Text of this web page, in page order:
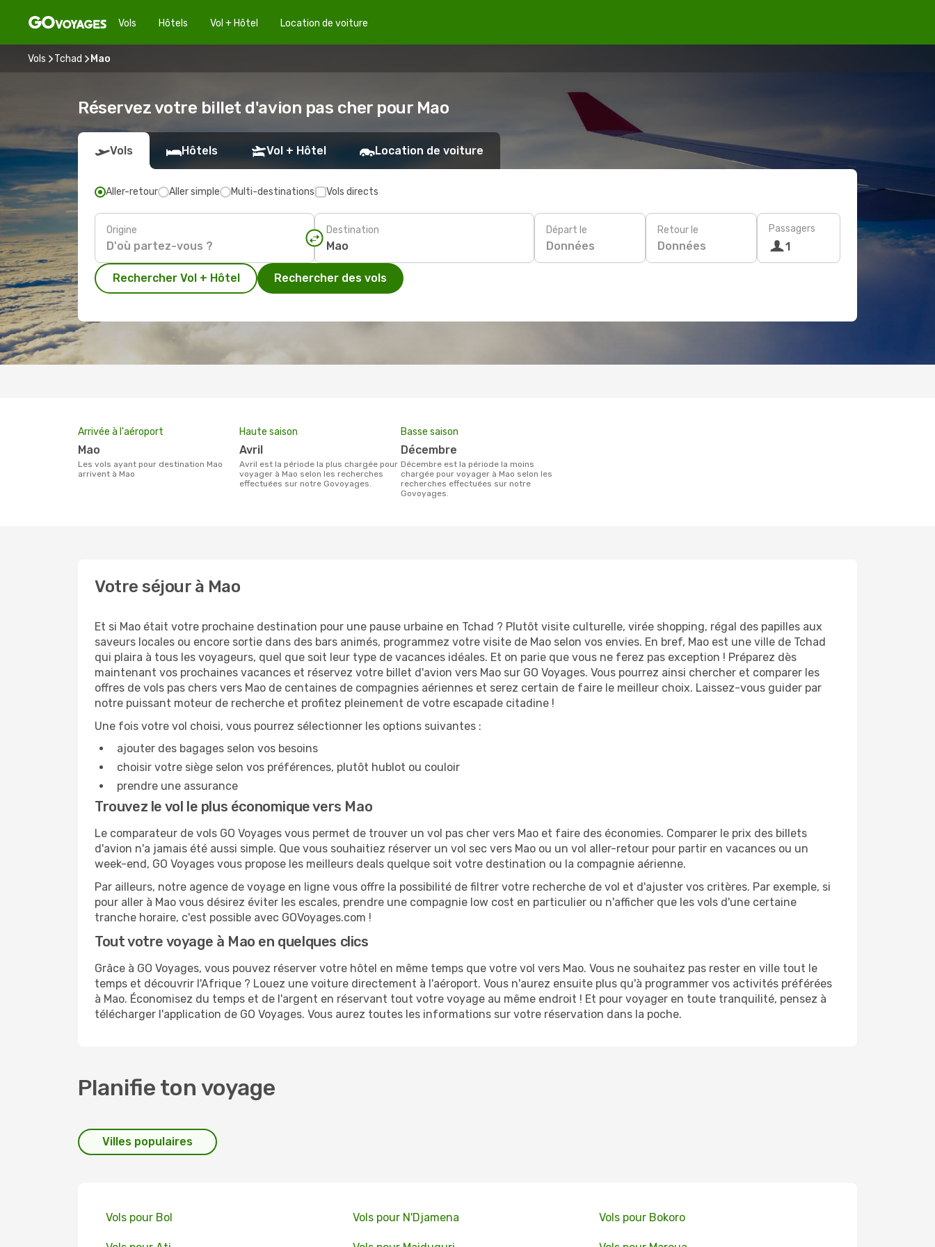
Vols Hôtels Vol + Hôtel Location de voiture
Vols Tchad Mao
Réservez votre billet d'avion pas cher pour Mao
Vols Hôtels Vol + Hôtel Location de voiture
Aller-retour Aller simple Multi-destinations Vols directs
Origine Destination Départ le
Données
Retour le
Données
Passagers
1
Rechercher Vol + Hôtel Rechercher des vols
Arrivée à l'aéroport
Mao
Les vols ayant pour destination Mao
arrivent à Mao
Haute saison
avril
avril est la période la plus chargée pour
voyager à Mao selon les recherches
effectuées sur notre Govoyages.
Basse saison
décembre
décembre est la période la moins
chargée pour voyager à Mao selon les
recherches effectuées sur notre
Govoyages.
Votre séjour à Mao
Et si Mao était votre prochaine destination pour une pause urbaine en Tchad ? Plutôt visite culturelle, virée shopping, régal des papilles aux
saveurs locales ou encore sortie dans des bars animés, programmez votre visite de Mao selon vos envies. En bref, Mao est une ville de Tchad
qui plaira à tous les voyageurs, quel que soit leur type de vacances idéales. Et on parie que vous ne ferez pas exception ! Préparez dès
maintenant vos prochaines vacances et réservez votre billet d'avion vers Mao sur GO Voyages. Vous pourrez ainsi chercher et comparer les
offres de vols pas chers vers Mao de centaines de compagnies aériennes et serez certain de faire le meilleur choix. Laissez-vous guider par
notre puissant moteur de recherche et profitez pleinement de votre escapade citadine !
Une fois votre vol choisi, vous pourrez sélectionner les options suivantes :
ajouter des bagages selon vos besoins
choisir votre siège selon vos préférences, plutôt hublot ou couloir
prendre une assurance
Trouvez le vol le plus économique vers Mao
Le comparateur de vols GO Voyages vous permet de trouver un vol pas cher vers Mao et faire des économies. Comparer le prix des billets
d'avion n'a jamais été aussi simple. Que vous souhaitiez réserver un vol sec vers Mao ou un vol aller-retour pour partir en vacances ou un
week-end, GO Voyages vous propose les meilleurs deals quelque soit votre destination ou la compagnie aérienne.
Par ailleurs, notre agence de voyage en ligne vous offre la possibilité de filtrer votre recherche de vol et d'ajuster vos critères. Par exemple, si
pour aller à Mao vous désirez éviter les escales, prendre une compagnie low cost en particulier ou n'afficher que les vols d'une certaine
tranche horaire, c'est possible avec GOVoyages.com !
Tout votre voyage à Mao en quelques clics
Grâce à GO Voyages, vous pouvez réserver votre hôtel en même temps que votre vol vers Mao. Vous ne souhaitez pas rester en ville tout le
temps et découvrir l'Afrique ? Louez une voiture directement à l'aéroport. Vous n'aurez ensuite plus qu'à programmer vos activités préférées
à Mao. Économisez du temps et de l'argent en réservant tout votre voyage au même endroit ! Et pour voyager en toute tranquilité, pensez à
télécharger l'application de GO Voyages. Vous aurez toutes les informations sur votre réservation dans la poche.
Planifie ton voyage
Villes populaires
Vols pour Bol Vols pour N'Djamena Vols pour Bokoro